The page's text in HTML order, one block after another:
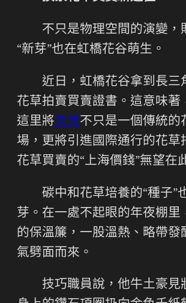
不只是物理空間的演變，
“新芽”也在虹橋花谷萌生。
近日，虹橋花谷拿到長三
花草拍賣買賣證書。這意味著
這里將交流不只是一個傳統的
場，更將引進國際通行的花草
花草買賣的“上海價錢”無望在
碳中和花草培養的“種子”
芽。在一處不起眼的年夜棚里
的保溫簾，一股溫熱、略帶發
氣劈面而來。
技巧職員說，他牛土豪見